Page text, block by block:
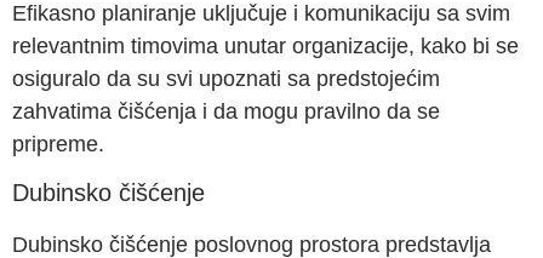
Efikasno planiranje uključuje i komunikaciju sa svim
relevantnim timovima unutar organizacije, kako bi se
osiguralo da su svi upoznati sa predstojećim
zahvatima čišćenja i da mogu pravilno da se
pripreme.
Dubinsko čišćenje
Dubinsko čišćenje poslovnog prostora predstavlja